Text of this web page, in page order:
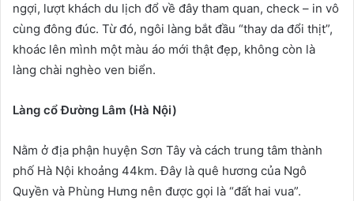
ngợi, lượt khách du lịch đổ về đây tham quan, check – in vô
cùng đông đúc. Từ đó, ngôi làng bắt đầu “thay da đổi thịt”,
khoác lên mình một màu áo mới thật đẹp, không còn là
làng chài nghèo ven biển.
Làng cổ Đường Lâm (Hà Nội)
Nằm ở địa phận huyện Sơn Tây và cách trung tâm thành
phố Hà Nội khoảng 44km. Đây là quê hương của Ngô
Quyền và Phùng Hưng nên được gọi là “đất hai vua”.